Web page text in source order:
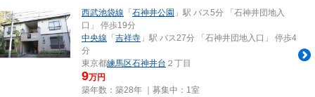
西武池袋線 「 石神井公園 」駅 バス5分 「石神井団地入
口」 停歩19分
中央線 「 吉祥寺 」駅 バス27分 「石神井団地入口」 停歩4
分
東京都練馬区石神井台 ２丁目
9万円
築年数：築28年 ｜募集中： 1室